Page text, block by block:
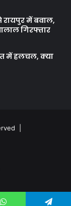
में बवाल,
गिरफ्तार
में हलचल, क्या
|